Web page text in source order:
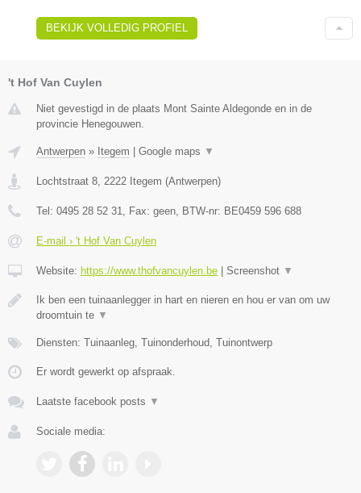
BEKIJK VOLLEDIG PROFIEL
't Hof Van Cuylen
Niet gevestigd in de plaats Mont Sainte Aldegonde en in de
provincie Henegouwen.
Antwerpen » Itegem Google maps ▼
Lochtstraat 8 2222 Itegem (Antwerpen)
Tel: 0495 28 52 31 , Fax: geen , BTW-nr: BE0459 596 688
E-mail › 't Hof Van Cuylen
Website: https://www.thofvancuylen.be Screenshot ▼
Ik ben een tuinaanlegger in hart en nieren en hou er van om uw
droomtuin te ▼
Diensten: Tuinaanleg, Tuinonderhoud, Tuinontwerp
Er wordt gewerkt op afspraak.
Laatste facebook posts ▼
Sociale media: